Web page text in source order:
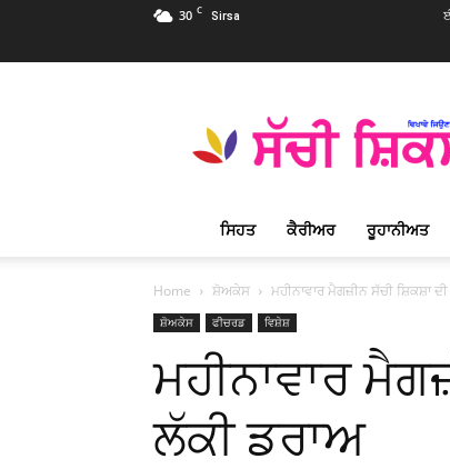
30 C Sirsa
Shiksha
Punjabi
ਸ਼ਿਕਸ਼ਾ
ਪ੍ਰਸਿੱਧ
ਮੈਗਜ਼ੀਨ
ਸਿਹਤ ਕੈਰੀਅਰ ਰੂਹਾਨੀਅਤ
Home ਸ਼ੋਅਕੇਸ ਮਹੀਨਾਵਾਰ ਮੈਗਜ਼ੀਨ ਸੱਚੀ ਸ਼ਿਕਸ਼ਾ
ਸ਼ੋਅਕੇਸ ਫੀਚਰਡ ਵਿਸ਼ੇਸ਼
ਮਹੀਨਾਵਾਰ
ਲੱਕੀ ਡਰਾਅ